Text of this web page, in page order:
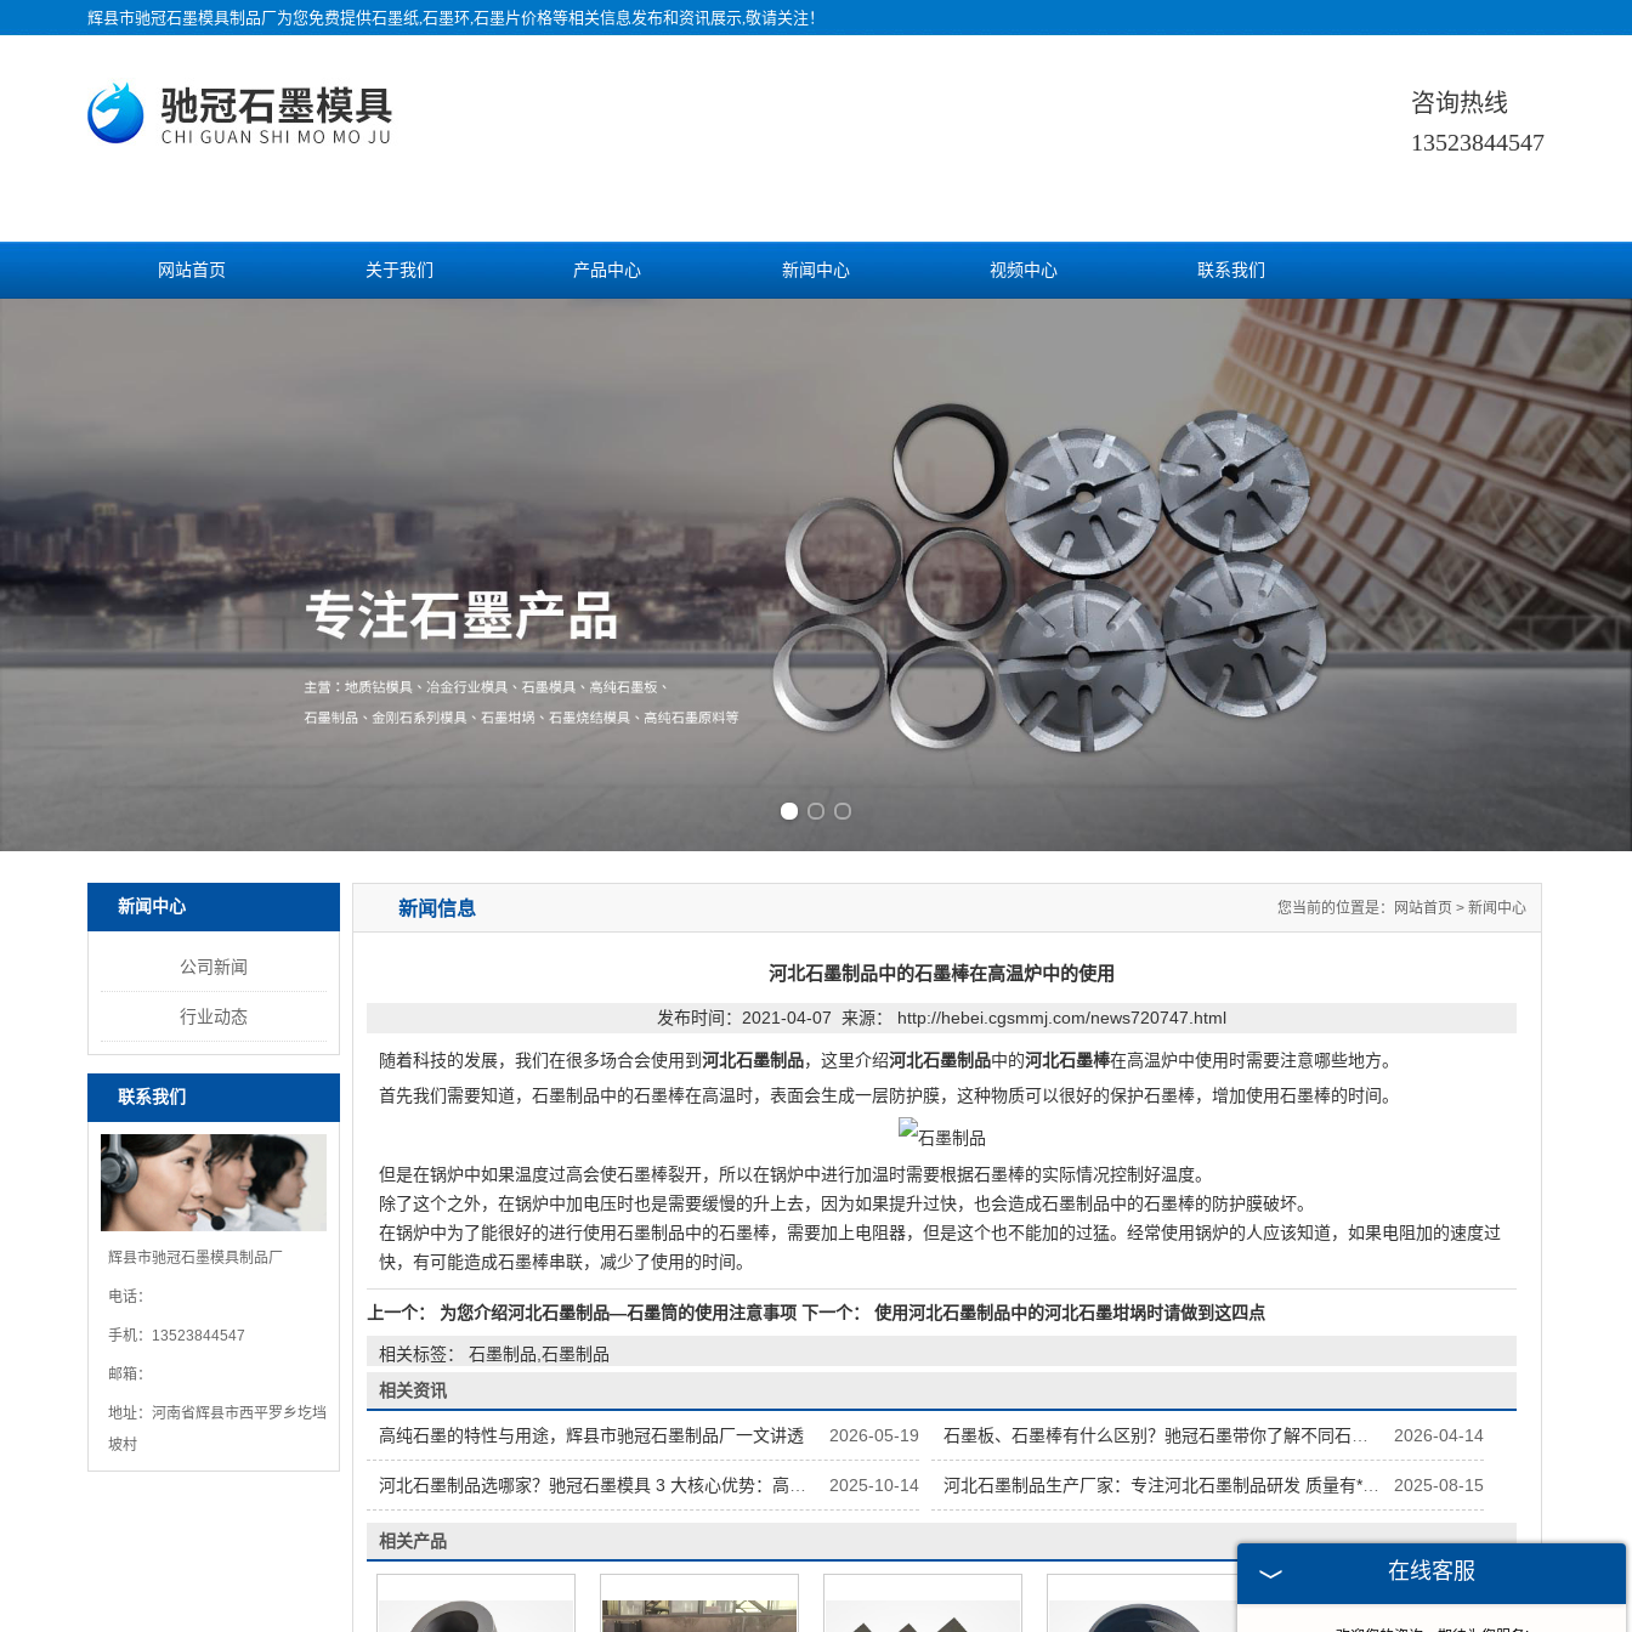
辉县市驰冠石墨模具制品厂为您免费提供石墨纸,石墨环,石墨片价格等相关信息发布和资讯展示,敬请关注！
咨询热线
13523844547
网站首页 关于我们 产品中心 新闻中心 视频中心 联系我们
新闻中心
公司新闻
行业动态
联系我们
辉县市驰冠石墨模具制品厂
电话：
手机：13523844547
邮箱：
地址：河南省辉县市西平罗乡圪垱
坡村
新闻信息 您当前的位置是： 网站首页 > 新闻中心
河北石墨制品中的石墨棒在高温炉中的使用
发布时间：2021-04-07 来源： http://hebei.cgsmmj.com/news720747.html
随着科技的发展，我们在很多场合会使用到 河北石墨制品，这里介绍河北石墨制品中的河北石墨棒在高温炉中使用时需要注意哪些地方。
首先我们需要知道，石墨制品中的石墨棒在高温时，表面会生成一层防护膜，这种物质可以很好的保护石墨棒，增加使用石墨棒的时间。
但是在锅炉中如果温度过高会使石墨棒裂开，所以在锅炉中进行加温时需要根据石墨棒的实际情况控制好温度。
除了这个之外，在锅炉中加电压时也是需要缓慢的升上去，因为如果提升过快，也会造成石墨制品中的石墨棒的防护膜破坏。
在锅炉中为了能很好的进行使用石墨制品中的石墨棒，需要加上电阻器，但是这个也不能加的过猛。经常使用锅炉的人应该知道，如果电阻加的速度过
快，有可能造成石墨棒串联，减少了使用的时间。
上一个： 为您介绍河北石墨制品—石墨筒的使用注意事项 下一个： 使用河北石墨制品中的河北石墨坩埚时请做到这四点
相关标签： 石墨制品,石墨制品
相关资讯
2026-05-19
高纯石墨的特性与用途，辉县市驰冠石墨制品厂一文讲透 2026-04-14
石墨板、石墨棒有什么区别？驰冠石墨带你了解不同石墨制品
2025-10-14
河北石墨制品选哪家？驰冠石墨模具 3 大核心优势：高纯原料 + 精密加工 + 按需定制 2025-08-15
河北石墨制品生产厂家：专注河北石墨制品研发 质量有******
相关产品
在线客服